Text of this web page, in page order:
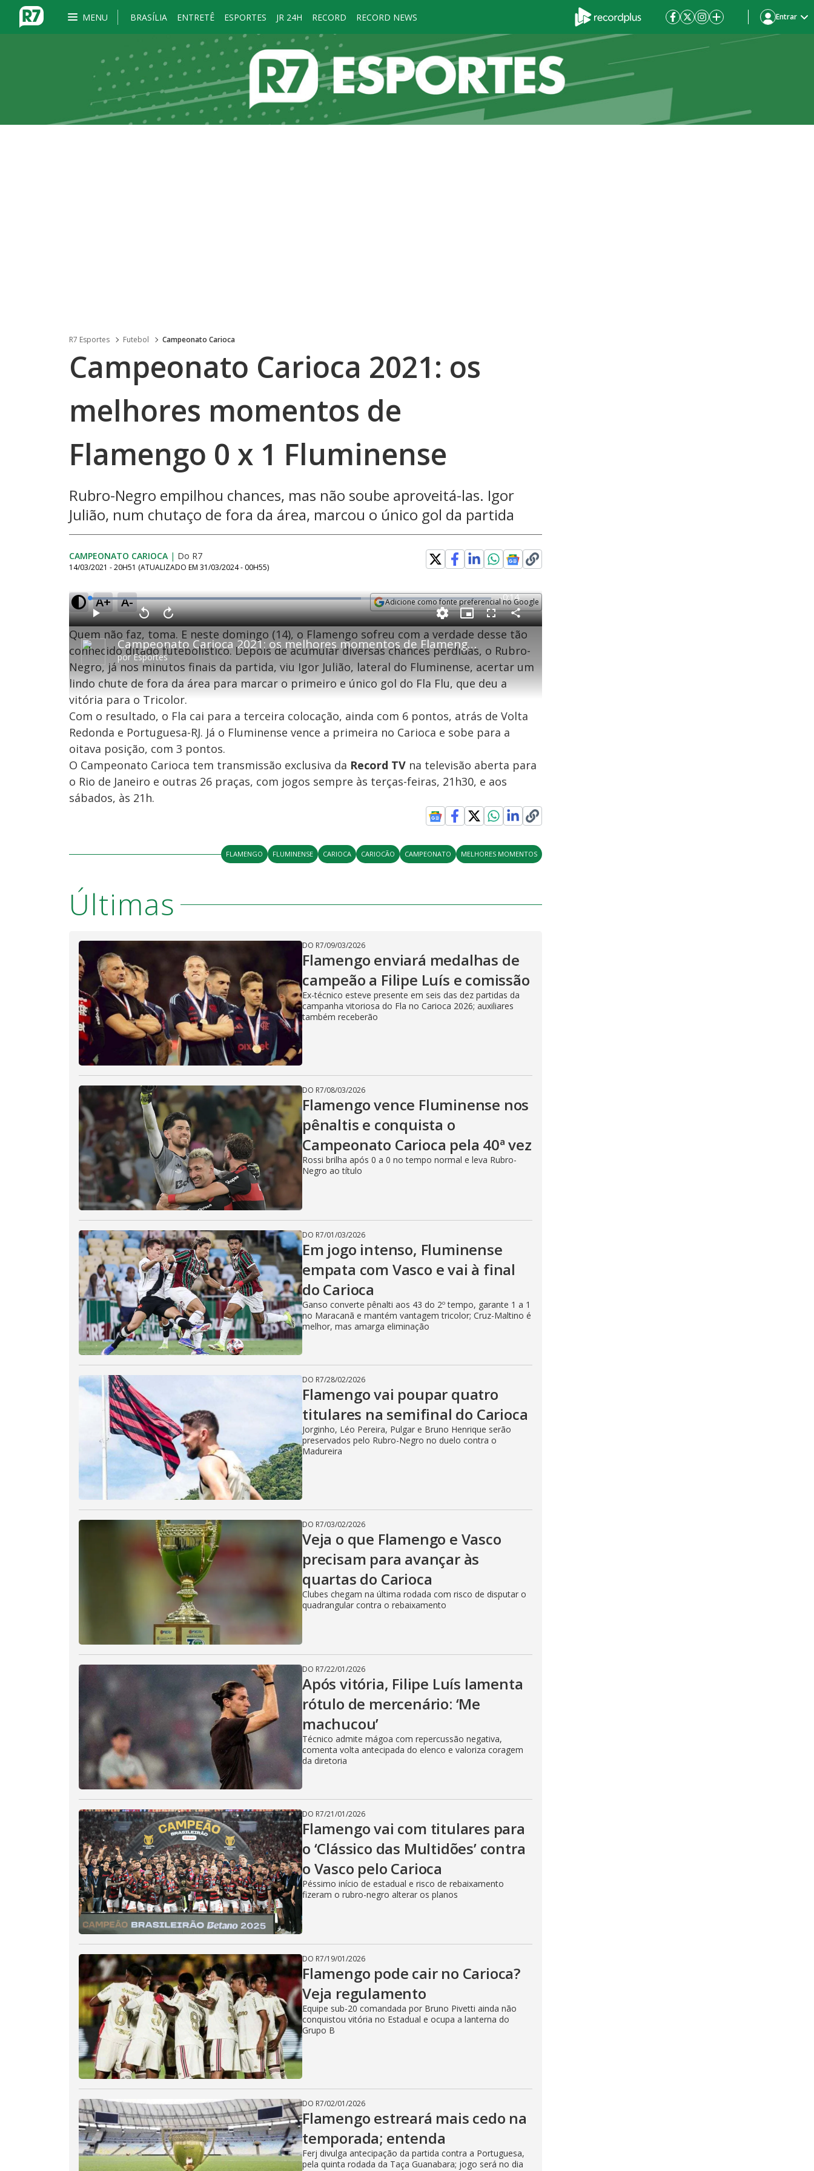
MENU BRASÍLIA ENTRETÊ ESPORTES JR 24H RECORD RECORD NEWS Entrar
R7 Esportes Futebol Campeonato Carioca
Campeonato Carioca 2021: os
melhores momentos de
Flamengo 0 x 1 Fluminense
Rubro-Negro empilhou chances, mas não soube aproveitá-las. Igor
Julião, num chutaço de fora da área, marcou o único gol da partida
CAMPEONATO CARIOCA | Do R7
14/03/2021 - 20H51 (ATUALIZADO EM 31/03/2024 - 00H55)
A+ A- Adicione como fonte preferencial no Google
Opens in new window
P
l
a
y
V
i
d
e
o
Campeonato Carioca 2021: os melhores momentos de Flamengo 0 x 1 Fluminense
porEsportes
P
l
a
y
V
o
t
a
r
1
0
g
u
n
s
A
v
a
n
ç
a
r
1
0
e
g
n
o
s
M
u
o
L
o
a
d
e
d
:
6
7
.
2
%
R
e
m
a
i
n
g
T
m
e
-0:14
e
l
d
a
e
P
i
c
t
u
r
-
i
-
P
u
r
F
u
l
l
e
e
C
o
m
p
r
Quem não faz, toma. E neste domingo (14), o Flamengo sofreu com a verdade desse tão
conhecido ditado futebolístico. Depois de acumular diversas chances perdidas, o Rubro-
Negro, já nos minutos finais da partida, viu Igor Julião, lateral do Fluminense, acertar um
lindo chute de fora da área para marcar o primeiro e único gol do Fla Flu, que deu a
vitória para o Tricolor.
Com o resultado, o Fla cai para a terceira colocação, ainda com 6 pontos, atrás de Volta
Redonda e Portuguesa-RJ. Já o Fluminense vence a primeira no Carioca e sobe para a
oitava posição, com 3 pontos.
O Campeonato Carioca tem transmissão exclusiva da Record TV na televisão aberta para
o Rio de Janeiro e outras 26 praças, com jogos sempre às terças-feiras, 21h30, e aos
sábados, às 21h.
FLAMENGO FLUMINENSE CARIOCA CARIOCÃO CAMPEONATO MELHORES MOMENTOS
Últimas
DO R7/09/03/2026
Flamengo enviará medalhas de
campeão a Filipe Luís e comissão
Ex-técnico esteve presente em seis das dez partidas da
campanha vitoriosa do Fla no Carioca 2026; auxiliares
também receberão
DO R7/08/03/2026
Flamengo vence Fluminense nos
pênaltis e conquista o
Campeonato Carioca pela 40ª vez
Rossi brilha após 0 a 0 no tempo normal e leva Rubro-
Negro ao título
DO R7/01/03/2026
Em jogo intenso, Fluminense
empata com Vasco e vai à final
do Carioca
Ganso converte pênalti aos 43 do 2º tempo, garante 1 a 1
no Maracanã e mantém vantagem tricolor; Cruz-Maltino é
melhor, mas amarga eliminação
DO R7/28/02/2026
Flamengo vai poupar quatro
titulares na semifinal do Carioca
Jorginho, Léo Pereira, Pulgar e Bruno Henrique serão
preservados pelo Rubro-Negro no duelo contra o
Madureira
DO R7/03/02/2026
Veja o que Flamengo e Vasco
precisam para avançar às
quartas do Carioca
Clubes chegam na última rodada com risco de disputar o
quadrangular contra o rebaixamento
DO R7/22/01/2026
Após vitória, Filipe Luís lamenta
rótulo de mercenário: ‘Me
machucou’
Técnico admite mágoa com repercussão negativa,
comenta volta antecipada do elenco e valoriza coragem
da diretoria
DO R7/21/01/2026
Flamengo vai com titulares para
o ‘Clássico das Multidões’ contra
o Vasco pelo Carioca
Péssimo início de estadual e risco de rebaixamento
fizeram o rubro-negro alterar os planos
DO R7/19/01/2026
Flamengo pode cair no Carioca?
Veja regulamento
Equipe sub-20 comandada por Bruno Pivetti ainda não
conquistou vitória no Estadual e ocupa a lanterna do
Grupo B
DO R7/02/01/2026
Flamengo estreará mais cedo na
temporada; entenda
Ferj divulga antecipação da partida contra a Portuguesa,
pela quinta rodada da Taça Guanabara; jogo será no dia